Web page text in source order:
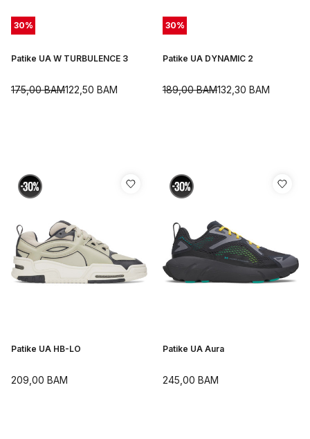
30%
Patike UA W TURBULENCE 3
122,50 BAM
175,00BAM
30%
Patike UA DYNAMIC 2
132,30 BAM
189,00BAM
Patike UA HB-LO
209,00 BAM
Patike UA Aura
245,00 BAM